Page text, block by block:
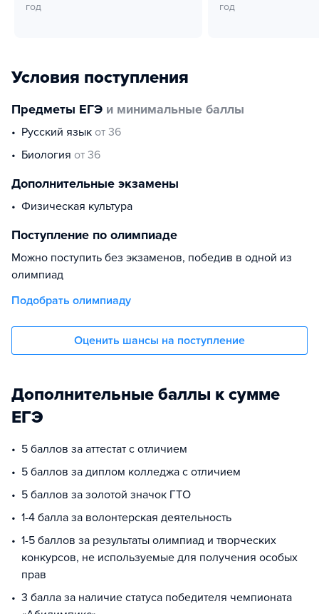
год
год
Условия поступления
Предметы ЕГЭ и минимальные баллы
русский язык от 36
биология от 36
Дополнительные экзамены
физическая культура
Поступление по олимпиаде
Можно поступить без экзаменов, победив в одной из
олимпиад
Подобрать олимпиаду
Оценить шансы на поступление
Дополнительные баллы к сумме
ЕГЭ
5 баллов за аттестат с отличием
5 баллов за диплом колледжа с отличием
5 баллов за золотой значок ГТО
1-4 балла за волонтерская деятельность
1-5 баллов за результаты олимпиад и творческих
конкурсов, не используемые для получения особых
прав
3 балла за наличие статуса победителя чемпионата